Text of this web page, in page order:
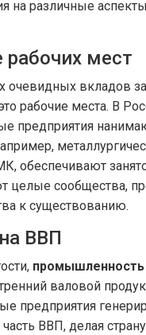
на различные
рабочих мест
очевидных вкладов
рабочие места. В
предприятия
обеспечивают
целые сообщества,
к существованию.
ВВП
промышленность
валовой
предприятия
ВВП, делая